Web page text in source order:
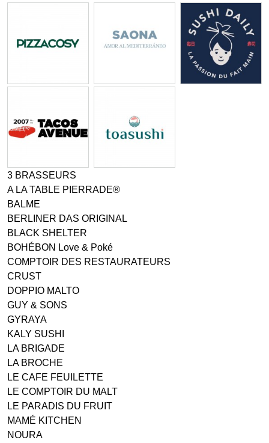
3 BRASSEURS
A LA TABLE PIERRADE®
BALME
BERLINER DAS ORIGINAL
BLACK SHELTER
BOHÉBON Love & Poké
COMPTOIR DES RESTAURATEURS
CRUST
DOPPIO MALTO
GUY & SONS
GYRAYA
KALY SUSHI
LA BRIGADE
LA BROCHE
LE CAFE FEUILETTE
LE COMPTOIR DU MALT
LE PARADIS DU FRUIT
MAMÉ KITCHEN
NOURA